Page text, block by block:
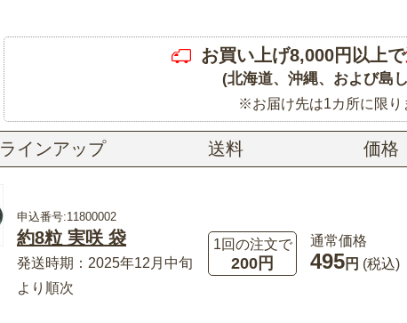
お買い上げ8,000円以上で
(北海道、沖縄、および島
※お届け先は1カ所に限り
ラインアップ 送料 価格
申込番号:11800002
約8粒 実咲 袋
発送時期：2025年12月中旬
より順次
1回の注文で
200円
通常価格
495円 (税込)